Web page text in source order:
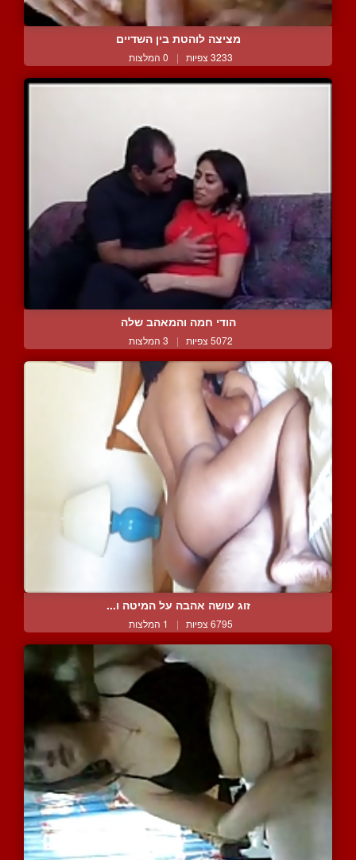
מציצה לוהטת בין השדיים
3233 צפיות | 0 המלצות
הודי חמה והמאהב שלה
5072 צפיות | 3 המלצות
זוג עושה אהבה על המיטה ו...
6795 צפיות | 1 המלצות